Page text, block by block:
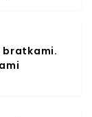
bratkami.